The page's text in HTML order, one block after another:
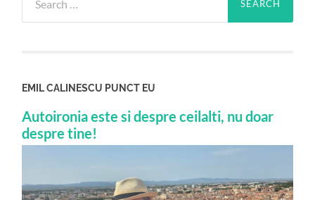
for:
EMIL CALINESCU PUNCT EU
Autoironia este si despre ceilalti, nu doar
despre tine!